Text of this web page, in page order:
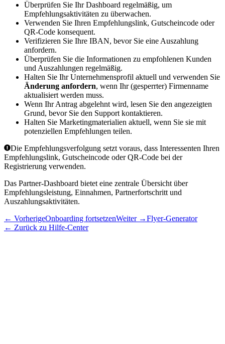
Überprüfen Sie Ihr Dashboard regelmäßig, um
Empfehlungsaktivitäten zu überwachen.
Verwenden Sie Ihren Empfehlungslink, Gutscheincode oder
QR-Code konsequent.
Verifizieren Sie Ihre IBAN, bevor Sie eine Auszahlung
anfordern.
Überprüfen Sie die Informationen zu empfohlenen Kunden
und Auszahlungen regelmäßig.
Halten Sie Ihr Unternehmensprofil aktuell und verwenden Sie
Änderung anfordern, wenn Ihr (gesperrter) Firmenname
aktualisiert werden muss.
Wenn Ihr Antrag abgelehnt wird, lesen Sie den angezeigten
Grund, bevor Sie den Support kontaktieren.
Halten Sie Marketingmaterialien aktuell, wenn Sie sie mit
potenziellen Empfehlungen teilen.
Die Empfehlungsverfolgung setzt voraus, dass Interessenten Ihren
Empfehlungslink, Gutscheincode oder QR-Code bei der
Registrierung verwenden.
Das Partner-Dashboard bietet eine zentrale Übersicht über
Empfehlungsleistung, Einnahmen, Partnerfortschritt und
Auszahlungsaktivitäten.
← VorherigeOnboarding fortsetzenWeiter→Flyer-Generator
← Zurück zu Hilfe-Center